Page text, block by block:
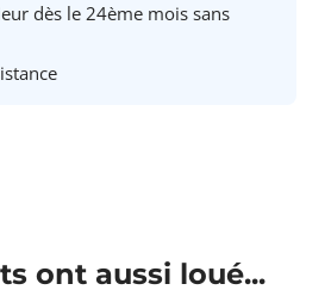
dès le 24ème mois sans
ont aussi loué...